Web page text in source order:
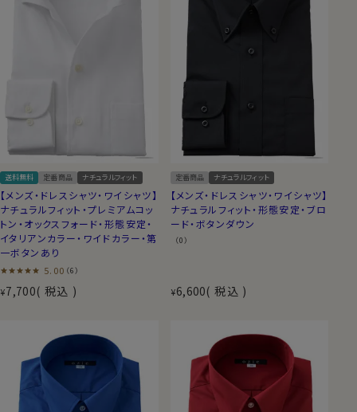
送料無料 定番商品 ナチュラルフィット
【メンズ・ドレスシャツ・ワイシャツ】
ナチュラルフィット・プレミアムコッ
トン・オックスフォード・形態安定・
イタリアンカラー・ワイドカラー・第
一ボタンあり
5.00 （6）
¥7,700 税込
定番商品 ナチュラルフィット
【メンズ・ドレスシャツ・ワイシャツ】
ナチュラルフィット・形態安定・ブロ
ード・ボタンダウン
（0）
¥6,600 税込